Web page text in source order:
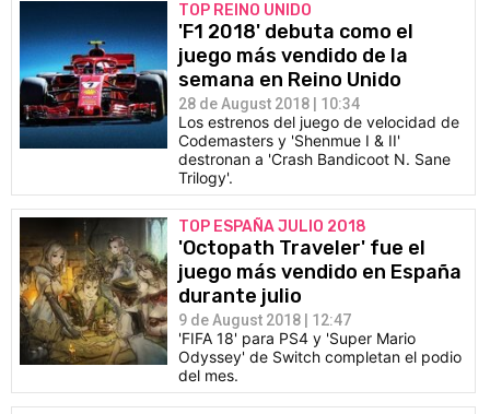
TOP REINO UNIDO
'F1 2018' debuta como el
juego más vendido de la
semana en Reino Unido
28 de August 2018 | 10:34
Los estrenos del juego de velocidad de
Codemasters y 'Shenmue I & II'
destronan a 'Crash Bandicoot N. Sane
Trilogy'.
TOP ESPAÑA JULIO 2018
'Octopath Traveler' fue el
juego más vendido en España
durante julio
9 de August 2018 | 12:47
'FIFA 18' para PS4 y 'Super Mario
Odyssey' de Switch completan el podio
del mes.